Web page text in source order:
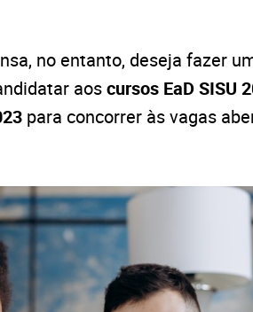
no entanto, deseja fazer
aoscursos EaD SISU
para concorrer às vagas